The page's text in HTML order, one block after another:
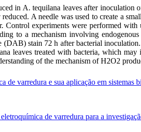
in A. tequilana leaves after inoculation
A needle was used to create a
experiments were performed
to a mechanism involving
stain 72 h after bacterial
treated with bacteria, which may
of the mechanism of H2O2
de varredura e sua aplicação em sistemas
de varredura para a